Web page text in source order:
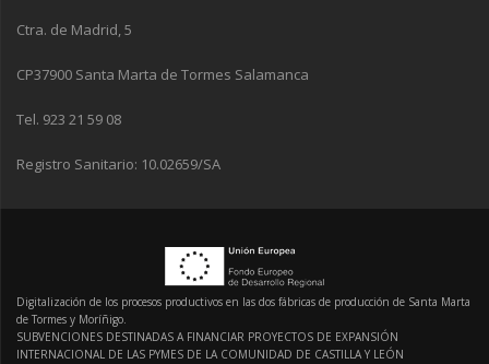
Ctra. de Madrid, 5
CP37900 Santa Marta de Tormes Salamanca
Tel. 923 21 59 08
Registro Sanitario: 10.02659/SA
Digitalización de los procesos productivos en las dos fábricas de producción de Santa Marta
de Tormes y Moríñigo.
SUBVENCIONES DESTINADAS A FINANCIAR PROYECTOS DE EXPANSIÓN
INTERNACIONAL DE LAS PYMES DE LA COMUNIDAD DE CASTILLA Y LEÓN